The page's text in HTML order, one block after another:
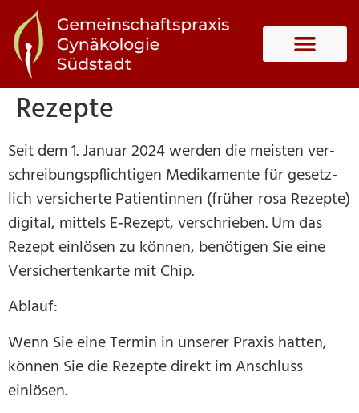
Rezep­te
Seit dem 1. Janu­ar 2024 wer­den die meis­ten ver­
schrei­bungs­pflich­ti­gen Medi­ka­men­te für gesetz­
lich ver­si­cher­te Pati­en­tin­nen (frü­her rosa Rezep­te)
digi­tal, mit­tels E‑Rezept, ver­schrie­ben. Um das
Rezept ein­lö­sen zu kön­nen, benö­ti­gen Sie eine
Ver­si­cher­ten­kar­te mit Chip.
Ablauf:
Wenn Sie eine Ter­min in unse­rer Pra­xis hat­ten,
kön­nen Sie die Rezep­te direkt im Anschluss
einlösen.